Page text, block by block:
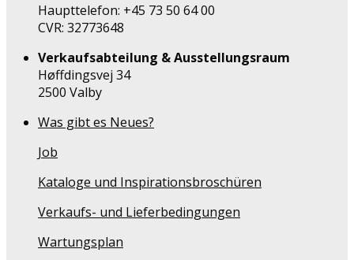
Haupttelefon: +45 73 50 64 00
CVR: 32773648
Verkaufsabteilung & Ausstellungsraum
Høffdingsvej 34
2500 Valby
Was gibt es Neues?
Job
Kataloge und Inspirationsbroschüren
Verkaufs- und Lieferbedingungen
Wartungsplan